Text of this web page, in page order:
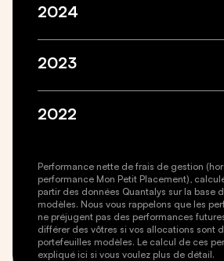
2024
2023
2022
Performance nette de frais de gestion
performance Mon Petit Placement),
partir des données Quantalys sur la base
modèles. Nous vous rappelons que les
ne préjugent pas des performances
différer des vôtres si vos allocations sont
portefeuilles modèles. Le calcul de ces
expliqué ici si vous voulez plus de détail.